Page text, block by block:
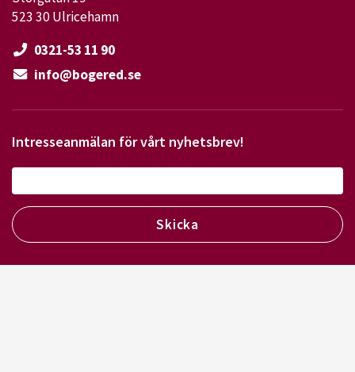
523 30 Ulricehamn
0321-53 11 90
info@bogered.se
Intresseanmälan för vårt nyhetsbrev!